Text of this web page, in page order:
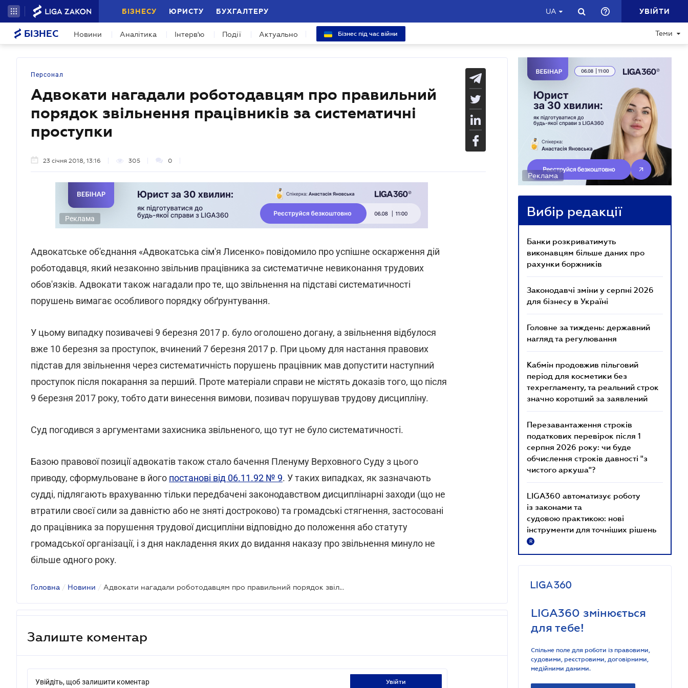
БІЗНЕСУ ЮРИСТУ БУХГАЛТЕРУ UA УВІЙТИ
БІЗНЕС Новини Аналітика Інтерв'ю Події Актуально Бізнес під час війни Теми
Персонал
Адвокати нагадали роботодавцям про правильний
порядок звільнення працівників за систематичні
проступки
23 січня 2018, 13:16 305 0
Реклама
Адвокатське об'єднання «Адвокатська сім'я Лисенко» повідомило про успішне оскарження дій
роботодавця, який незаконно звільнив працівника за систематичне невиконання трудових
обов'язків. Адвокати також нагадали про те, що звільнення на підставі систематичності
порушень вимагає особливого порядку обґрунтування.
У цьому випадку позивачеві 9 березня 2017 р. було оголошено догану, а звільнення відбулося
вже 10 березня за проступок, вчинений 7 березня 2017 р. При цьому для настання правових
підстав для звільнення через систематичність порушень працівник мав допустити наступний
проступок після покарання за перший. Проте матеріали справи не містять доказів того, що після
9 березня 2017 року, тобто дати винесення вимови, позивач порушував трудову дисципліну.
Суд погодився з аргументами захисника звільненого, що тут не було систематичності.
Базою правової позиції адвокатів також стало бачення Пленуму Верховного Суду з цього
приводу, сформульоване в його постанові від 06.11.92 № 9. У таких випадках, як зазначають
судді, підлягають врахуванню тільки передбачені законодавством дисциплінарні заходи (що не
втратили своєї сили за давністю або не зняті достроково) та громадські стягнення, застосовані
до працівника за порушення трудової дисципліни відповідно до положення або статуту
громадської організації, і з дня накладення яких до видання наказу про звільнення минуло не
більше одного року.
Головна / Новини / Адвокати нагадали роботодавцям про правильний порядок звільнення працівників за систематичні проступки
Залиште коментар
Увійдіть, щоб залишити коментар увійти
Реклама
Вибір редакції
Банки розкриватимуть
виконавцям більше даних про
рахунки боржників
Законодавчі зміни у серпні 2026
для бізнесу в Україні
Головне за тиждень: державний
нагляд та регулювання
Кабмін продовжив пільговий
період для косметики без
техрегламенту, та реальний строк
значно коротший за заявлений
Перезавантаження строків
податкових перевірок після 1
серпня 2026 року: чи буде
обчислення строків давності "з
чистого аркуша"?
LIGA360 автоматизує роботу
із законами та
судовою практикою: нові
інструменти для точніших рішень
R
LIGA360 змінюється
для тебе!
Спільне поле для роботи із правовими,
судовими, реєстровими, договірними,
медійними даними.